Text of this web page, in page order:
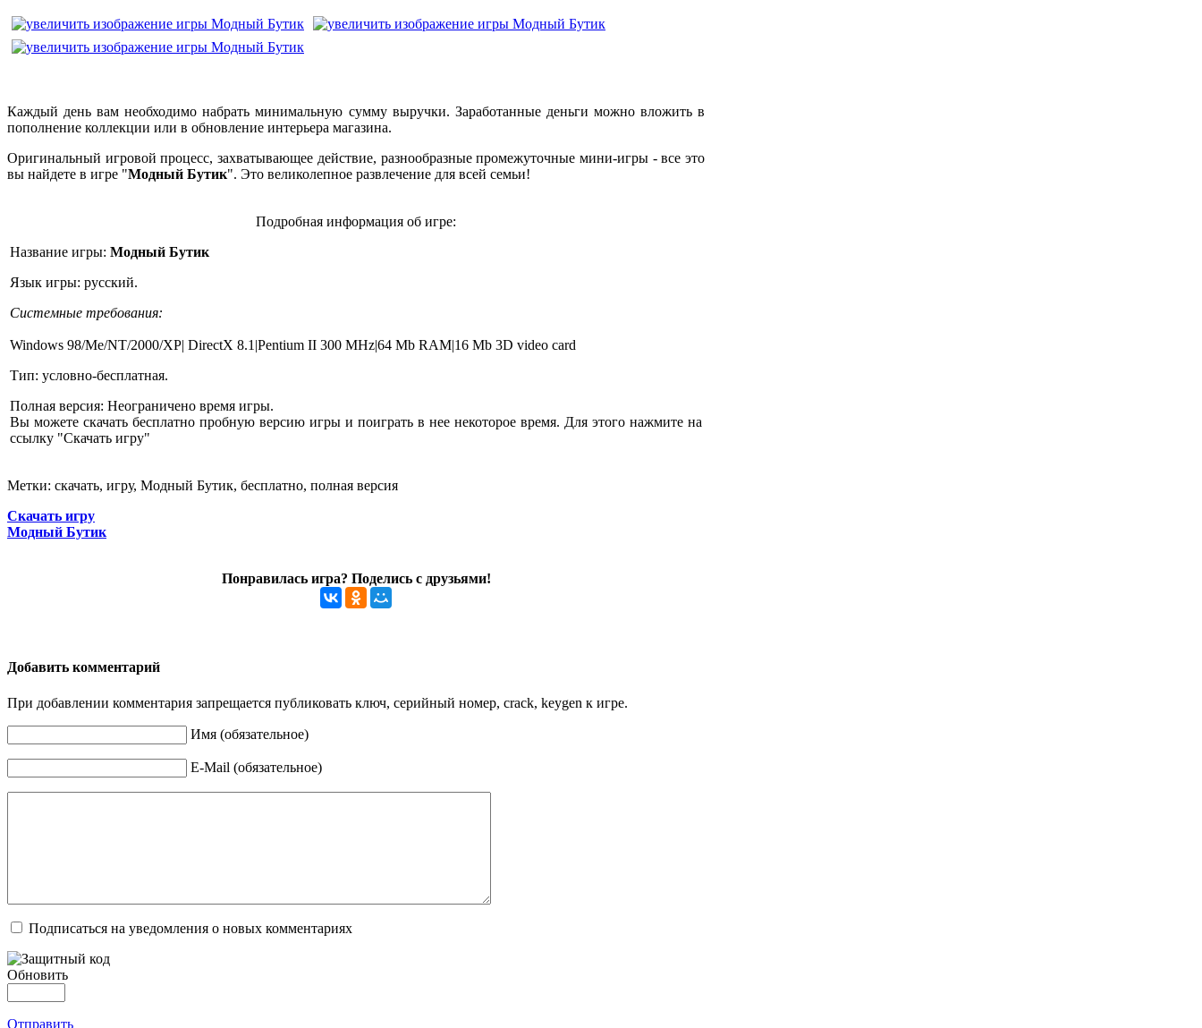
Каждый день вам необходимо набрать минимальную сумму выручки. Заработанные деньги можно вложить в
пополнение коллекции или в обновление интерьера магазина.
Оригинальный игровой процесс, захватывающее действие, разнообразные промежуточные мини-игры - все это
вы найдете в игре "Модный Бутик". Это великолепное развлечение для всей семьи!
Подробная информация об игре:
Название игры: Модный Бутик
Язык игры: русский.
Системные требования:
Windows 98/Me/NT/2000/XP| DirectX 8.1|Pentium II 300 MHz|64 Mb RAM|16 Mb 3D video card
Тип: условно-бесплатная.
Полная версия: Неограничено время игры.
Вы можете скачать бесплатно пробную версию игры и поиграть в нее некоторое время. Для этого нажмите на
ссылку "Скачать игру"
Метки: скачать, игру, Модный Бутик, бесплатно, полная версия
Скачать игру
Модный Бутик
Понравилась игра? Поделись с друзьями!
Добавить комментарий
При добавлении комментария запрещается публиковать ключ, серийный номер, crack, keygen к игре.
Имя (обязательное)
E-Mail (обязательное)
Подписаться на уведомления о новых комментариях
Обновить
Отправить